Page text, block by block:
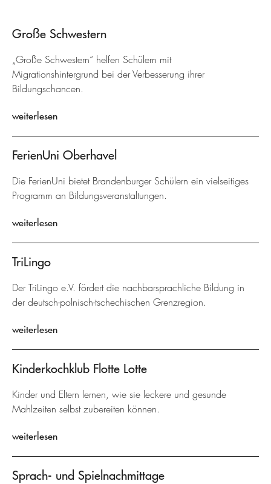
Große Schwestern
„Große Schwestern“ helfen Schülern mit
Migrationshintergrund bei der Verbesserung ihrer
Bildungschancen.
weiterlesen
FerienUni Oberhavel
Die FerienUni bietet Brandenburger Schülern ein vielseitiges
Programm an Bildungsveranstaltungen.
weiterlesen
TriLingo
Der TriLingo e.V. fördert die nachbarsprachliche Bildung in
der deutsch-polnisch-tschechischen Grenzregion.
weiterlesen
Kinderkochklub Flotte Lotte
Kinder und Eltern lernen, wie sie leckere und gesunde
Mahlzeiten selbst zubereiten können.
weiterlesen
Sprach- und Spielnachmittage